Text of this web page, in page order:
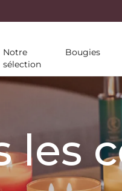
Notre
sélection
Bougies
les